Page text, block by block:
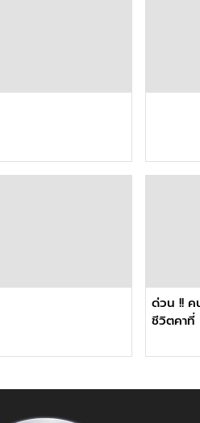
ด่วน !! ค
ชีวิตคาที่